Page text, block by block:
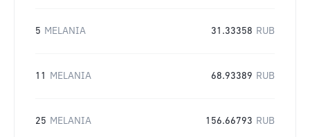
5 MELANIA 31.33358 RUB
11 MELANIA 68.93389 RUB
25 MELANIA 156.66793 RUB